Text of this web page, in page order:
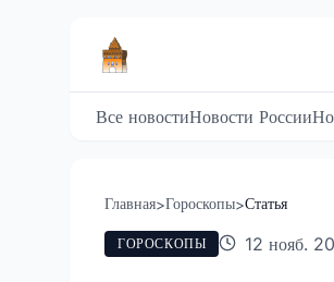
Все новостиНовости России
Главная>Гороскопы>Статья
ГОРОСКОПЫ 12 нояб.